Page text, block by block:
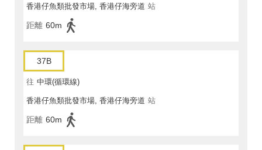
香港仔魚類批發市場, 香港仔海旁道 站
距離 60m
37B
往 中環(循環線)
香港仔魚類批發市場, 香港仔海旁道 站
距離 60m